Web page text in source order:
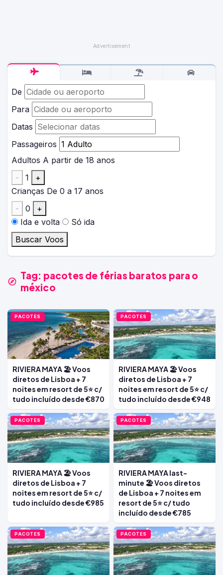
De
Para
Datas
Passageiros
Adultos A partir de 18 anos
-
1
+
Crianças De 0 a 17 anos
-
0
+
Ida e volta
Só ida
Buscar Voos
Tag: pacotes de férias baratos para o
méxico
PACOTES
RIVIERA MAYA 🏖️ Voos
diretos de Lisboa + 7
noites em resort de 5⭐ c/
tudo incluído desde €870
PACOTES
RIVIERA MAYA 🏖️ Voos
diretos de Lisboa + 7
noites em resort de 5⭐ c/
tudo incluído desde €948
PACOTES
RIVIERA MAYA 🏖️ Voos
diretos de Lisboa + 7
noites em resort de 5⭐ c/
tudo incluído desde €985
PACOTES
RIVIERA MAYA last-
minute 🏖️ Voos diretos
de Lisboa + 7 noites em
resort de 5⭐ c/ tudo
incluído desde €785
PACOTES PACOTES